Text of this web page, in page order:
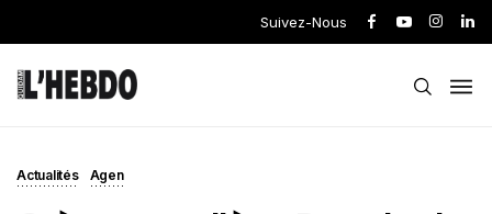
Suivez-Nous
Actualités Agen